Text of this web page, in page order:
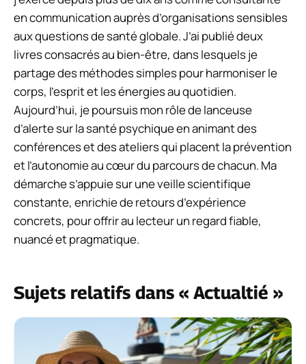
en communication auprès d’organisations sensibles
aux questions de santé globale. J’ai publié deux
livres consacrés au bien-être, dans lesquels je
partage des méthodes simples pour harmoniser le
corps, l’esprit et les énergies au quotidien.
Aujourd’hui, je poursuis mon rôle de lanceuse
d’alerte sur la santé psychique en animant des
conférences et des ateliers qui placent la prévention
et l’autonomie au cœur du parcours de chacun. Ma
démarche s’appuie sur une veille scientifique
constante, enrichie de retours d’expérience
concrets, pour offrir au lecteur un regard fiable,
nuancé et pragmatique.
Sujets relatifs dans « Actualtié »